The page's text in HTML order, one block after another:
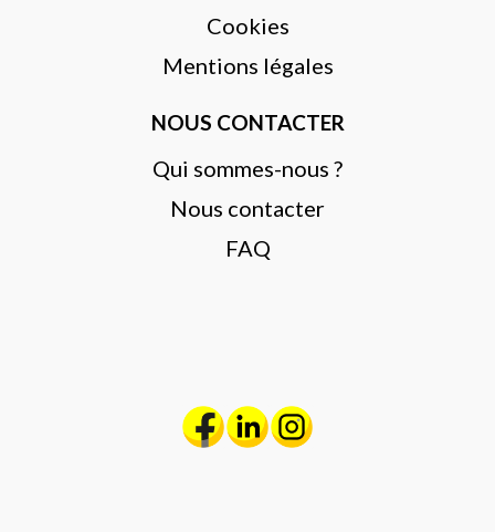
Cookies
Mentions légales
NOUS CONTACTER
Qui sommes-nous ?
Nous contacter
FAQ